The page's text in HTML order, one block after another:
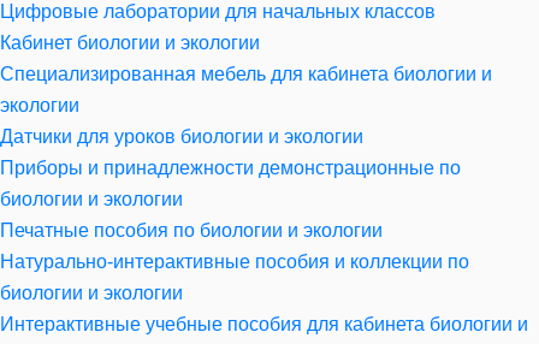
Цифровые лаборатории для начальных классов
Кабинет биологии и экологии
Специализированная мебель для кабинета биологии и
экологии
Датчики для уроков биологии и экологии
Приборы и принадлежности демонстрационные по
биологии и экологии
Печатные пособия по биологии и экологии
Натурально-интерактивные пособия и коллекции по
биологии и экологии
Интерактивные учебные пособия для кабинета биологии и